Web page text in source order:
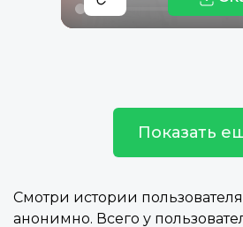
Показать
Смотри истории
анонимно. Всего у